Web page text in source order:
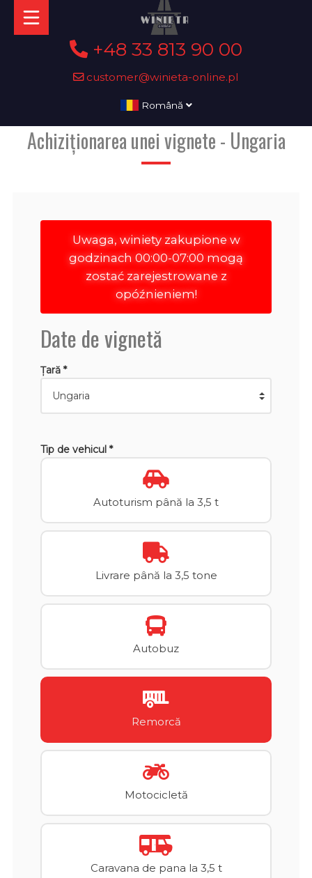
+48 33 813 90 00
customer@winieta-online.pl
Română
Achiziționarea unei vignete - Ungaria
Uwaga, winiety zakupione w
godzinach 00:00-07:00 mogą
zostać zarejestrowane z
opóźnieniem!
Date de vignetă
Țară *
Tip de vehicul *
Autoturism până la 3,5 t
Livrare până la 3,5 tone
Autobuz
Remorcă
Motocicletă
Caravana de pana la 3,5 t